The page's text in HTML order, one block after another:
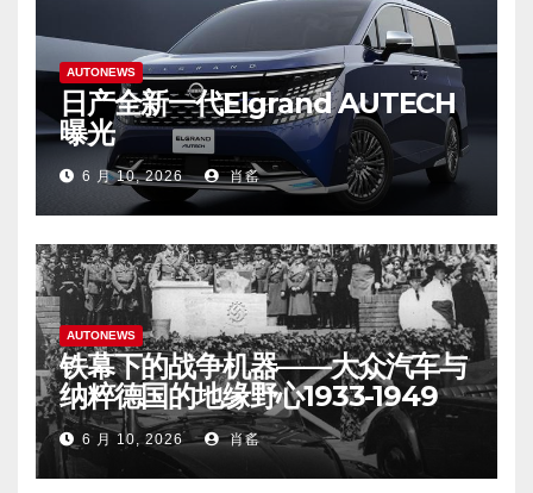
AUTONEWS
日产全新一代Elgrand AUTECH
曝光
6 月 10, 2026 肖䍃
AUTONEWS
铁幕下的战争机器——大众汽车与
纳粹德国的地缘野心1933-1949
6 月 10, 2026 肖䍃